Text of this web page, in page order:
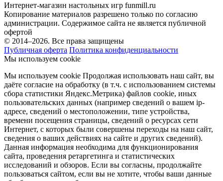
Интернет-магазин настольных игр funmill.ru
Копирование материалов разрешено только по согласию
администрации. Содержимое сайта не является публичной
офертой
© 2014–2026. Все права защищены
Публичная оферта Политика конфиденциальности
Мы используем cookie
Мы используем cookie Продолжая использовать наш cайт, вы
даёте согласие на обработку (в т.ч. с использованием системы
сбора статистики Яндекс.Метрика) файлов cookie, иных
пользовательских данных (например сведений о вашем ip-
адресе, сведений о местоположении, типе устройства,
времени посещения страницы, сведений о ресурсах сети
Интернет, с которых были совершены переходы на наш сайт,
сведения о ваших действиях на сайте и других сведений).
Данная информация необходима для функционирования
сайта, проведения ретаргетинга и статистических
исследований и обзоров. Если вы согласны, продолжайте
пользоваться сайтом, если вы не хотите, чтобы ваши данные